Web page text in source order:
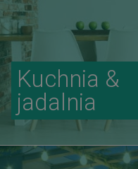
Kuchnia &
jadalnia